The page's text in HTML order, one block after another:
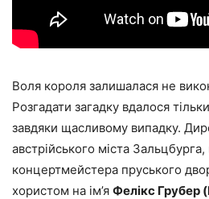
Воля короля залишалася не
Розгадати загадку вдалося
завдяки щасливому випадку.
австрійського міста
концертмейстера пруського
хористом на ім’я Фелікс Грубер